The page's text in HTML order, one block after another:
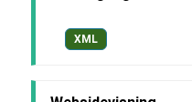
XML